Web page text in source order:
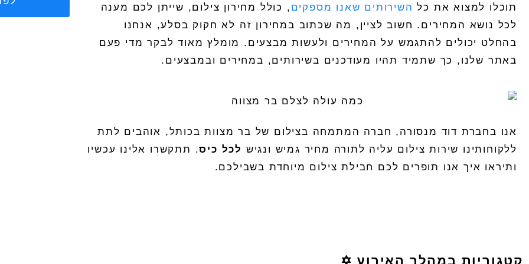
תוכלו למצוא את כל השירותים שאנו מספקים , כולל מחירון צילום, שייתן לכם מענה
לכל נושא המחירים. חשוב לציין, מה שכתוב במחירון זה לא חקוק בסלע, אנחנו
בהחלט יכולים להתגמש על המחירים ולעשות מבצעים. מומלץ מאוד לבקר מדי פעם
באתר שלנו, כך שתמיד תהיו מעודכנים בשירותים, במחירים ובמבצעים.
אנו בחברת דוד מנסורה, חברה המתמחה בצילום של בר מצוות בכותל, אוהבים לתת
ללקוחותינו שירות צילום עליה לתורה מחיר גמיש ונגיש לכל כיס. תתקשרו אלינו עכשיו
ותיראו איך אנו תופרים לכם חבילת צילום מיוחדת בשבילכם.
קטגוריות במהלך האירוע ✡️